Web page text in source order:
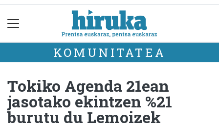
KOMUNITATEA
Tokiko Agenda 21ean
jasotako ekintzen %21
burutu du Lemoizek